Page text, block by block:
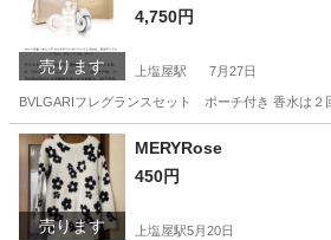
売ります
4,750円
上塩屋駅 7月27日
BVLGARIフレグランスセット ポーチ付き 香水は２
鹿児島 鹿児島市
売ります
MERYRose
450円
上塩屋駅5月20日